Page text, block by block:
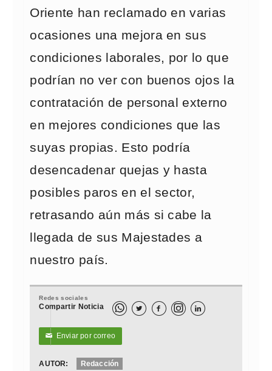
Oriente han reclamado en varias
ocasiones una mejora en sus
condiciones laborales, por lo que
podrían no ver con buenos ojos la
contratación de personal externo
en mejores condiciones que las
suyas propias. Esto podría
desencadenar quejas y hasta
posibles paros en el sector,
retrasando aún más si cabe la
llegada de sus Majestades a
nuestro país.
Redes sociales
Compartir Noticia   
✉ Enviar por correo
AUTOR: Redacción